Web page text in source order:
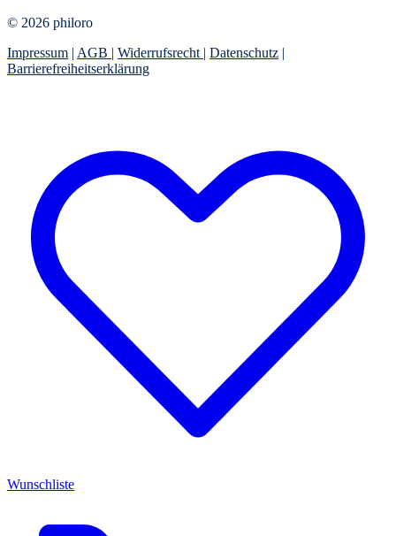
© 2026 philoro
Impressum | AGB | Widerrufsrecht | Datenschutz |
Barrierefreiheitserklärung
Wunschliste